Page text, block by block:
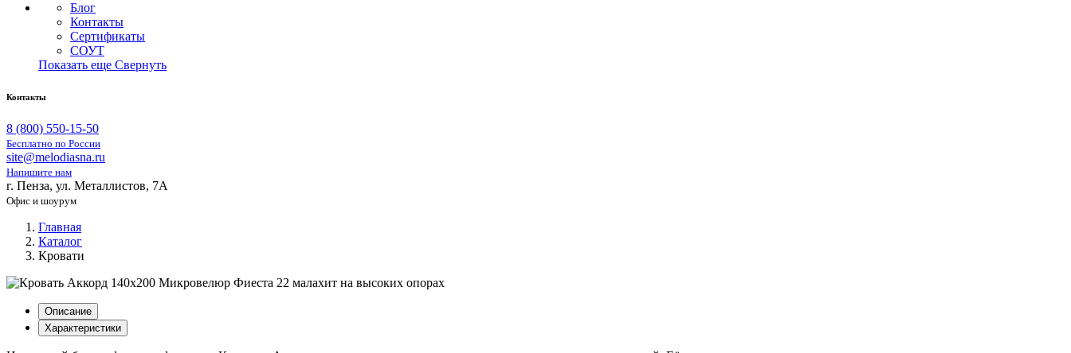
Блог
Контакты
Сертификаты
СОУТ
Показать еще Свернуть
Контакты
8 (800) 550-15-50
Бесплатно по России
site@melodiasna.ru
Напишите нам
г. Пенза, ул. Металлистов, 7А
Офис и шоурум
Главная
Каталог
Кровати
Описание
Характеристики